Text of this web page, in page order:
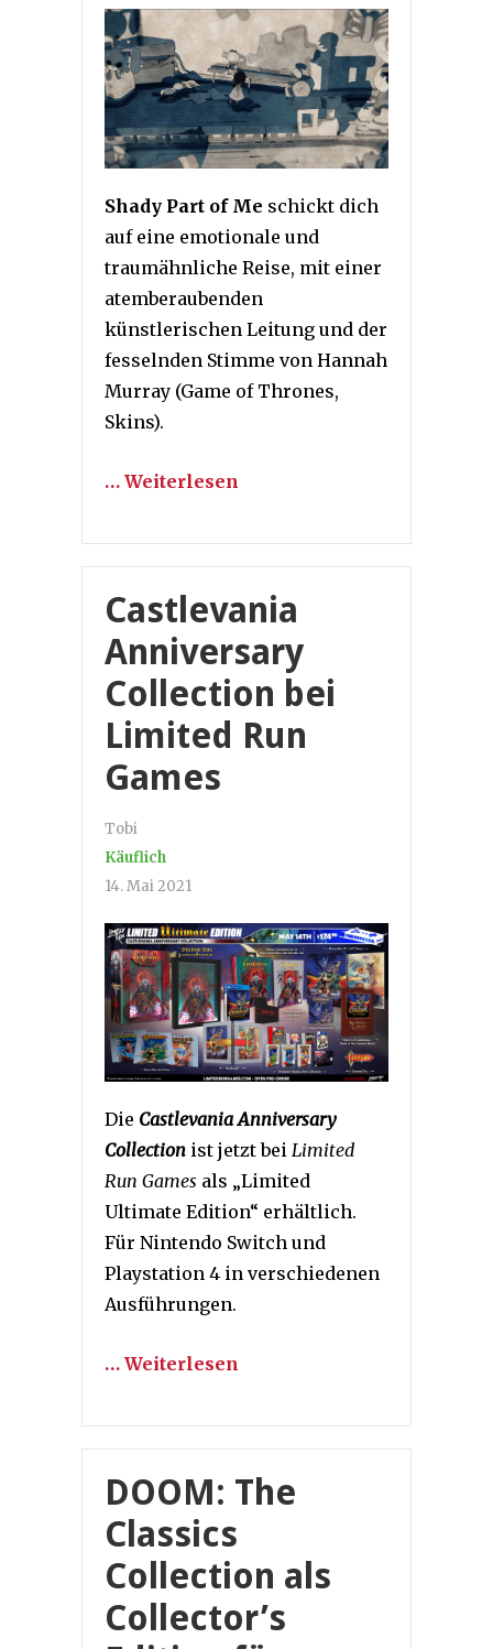
Shady Part of Me schickt dich
auf eine emotionale und
traumähnliche Reise, mit einer
atemberaubenden
künstlerischen Leitung und der
fesselnden Stimme von Hannah
Murray (Game of Thrones,
Skins).
… Weiterlesen
Castlevania
Anniversary
Collection bei
Limited Run
Games
Tobi
Käuflich
14. Mai 2021
Die Castlevania Anniversary
Collection ist jetzt bei Limited
Run Games als „Limited
Ultimate Edition“ erhältlich.
Für Nintendo Switch und
Playstation 4 in verschiedenen
Ausführungen.
… Weiterlesen
DOOM: The
Classics
Collection als
Collector’s